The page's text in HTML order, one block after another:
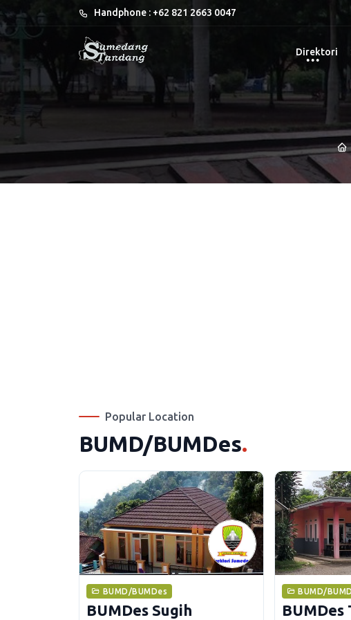
Handphone : +62 821 2663 0047
Direktori
Popular Location
BUMD/BUMDes.
BUMD/BUMDes
BUMDes Sugih
BUMD/